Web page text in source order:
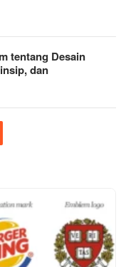
tentang Desain
dan